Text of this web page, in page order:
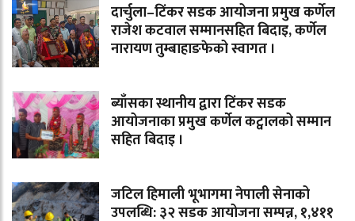
दार्चुला–टिंकर सडक आयोजना प्रमुख कर्णेल
राजेश कटवाल सम्मानसहित बिदाइ, कर्णेल
नारायण तुम्बाहाङफेको स्वागत ।
ब्याँसका स्थानीय द्वारा टिंकर सडक
आयोजनाका प्रमुख कर्णेल कट्वालको सम्मान
सहित बिदाइ ।
जटिल हिमाली भूभागमा नेपाली सेनाको
उपलब्धि: ३२ सडक आयोजना सम्पन्न, १,४११